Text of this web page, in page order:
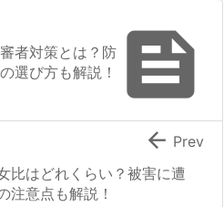

者対策とは？防
選び方も解説！
比はどれくらい？被害に遭
注意点も解説！
 Prev